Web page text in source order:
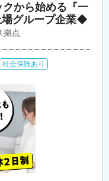
クから始める『一
グループ企業◆
拠点
社会保険あり